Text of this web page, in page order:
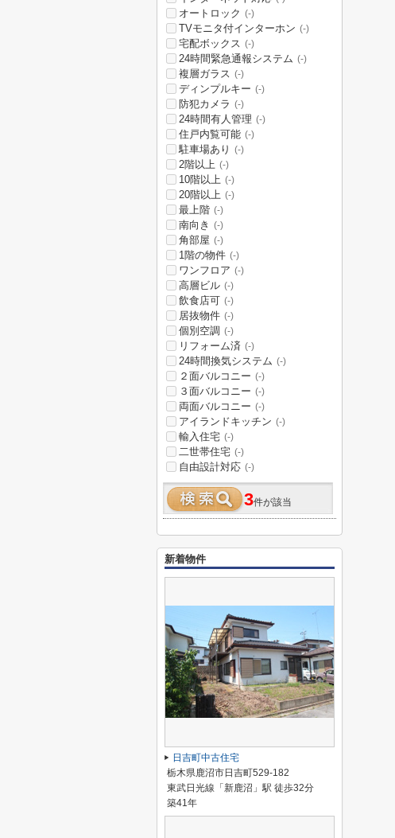
オートロック (-)
TVモニタ付インターホン (-)
宅配ボックス (-)
24時間緊急通報システム (-)
複層ガラス (-)
ディンプルキー (-)
防犯カメラ (-)
24時間有人管理 (-)
住戸内覧可能 (-)
駐車場あり (-)
2階以上 (-)
10階以上 (-)
20階以上 (-)
最上階 (-)
南向き (-)
角部屋 (-)
1階の物件 (-)
ワンフロア (-)
高層ビル (-)
飲食店可 (-)
居抜物件 (-)
個別空調 (-)
リフォーム済 (-)
24時間換気システム (-)
２面バルコニー (-)
３面バルコニー (-)
両面バルコニー (-)
アイランドキッチン (-)
輸入住宅 (-)
二世帯住宅 (-)
自由設計対応 (-)
3件が該当
新着物件
日吉町中古住宅
栃木県鹿沼市日吉町529-182
東武日光線「新鹿沼」駅 徒歩32分
築41年